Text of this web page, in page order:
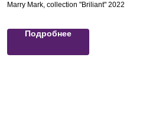
Marry Mark, collection "Briliant" 2022
Подробнее